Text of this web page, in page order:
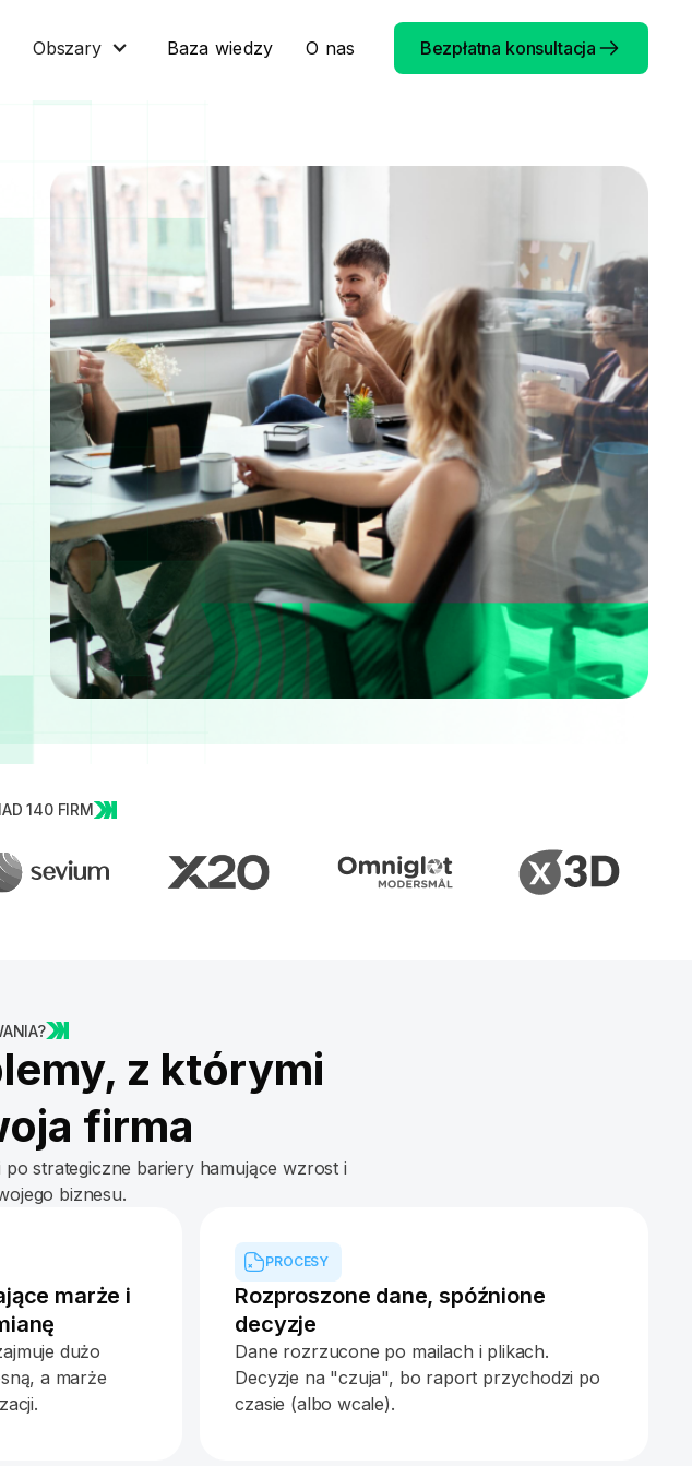
Obszary Baza wiedzy O nas Bezpłatna konsultacja
140 FIRM
z którymi
firma
strategiczne bariery hamujące wzrost i
biznesu.
marże i
dużo
a marże
PROCESY
Rozproszone dane, spóźnione
decyzje
Dane rozrzucone po mailach i plikach.
Decyzje na "czuja", bo raport przychodzi po
czasie (albo wcale).